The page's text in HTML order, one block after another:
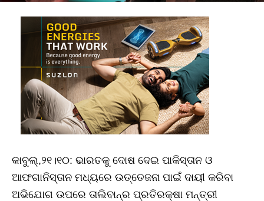
କାବୁଲ୍,୨୧।୧୦: ଭାରତକୁ ଦୋଷ ଦେଇ ପାକିସ୍ତାନ ଓ
ଆଫଗାନିସ୍ତାନ ମଧ୍ୟରେ ଉତ୍ତେଜନା ପାଇଁ ଦାୟୀ କରିବା
ଅଭିଯୋଗ ଉପରେ ତାଲିବାନ୍‌ର ପ୍ରତିରକ୍ଷା ମନ୍ତ୍ରୀ